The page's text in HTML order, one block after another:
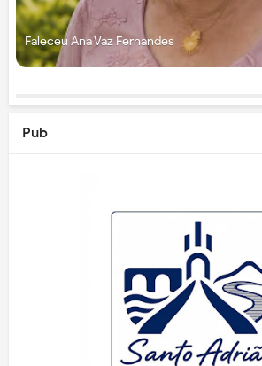
Faleceu Ana Vaz Fernandes
Pub